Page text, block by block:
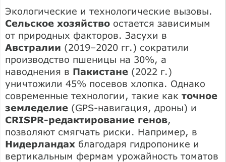
Экологические и технологические вызовы.
Сельское хозяйство остается зависимым
от природных факторов. Засухи в
Австралии (2019–2020 гг.) сократили
производство пшеницы на 30%, а
наводнения в Пакистане (2022 г.)
уничтожили 45% посевов хлопка. Однако
современные технологии, такие как точное
земледелие (GPS-навигация, дроны) и
CRISPR-редактирование генов,
позволяют смягчать риски. Например, в
Нидерландах благодаря гидропонике и
вертикальным фермам урожайность томатов